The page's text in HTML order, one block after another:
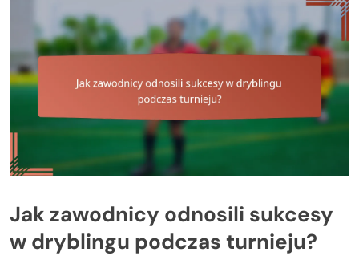
Jak zawodnicy odnosili sukcesy
w dryblingu podczas turnieju?